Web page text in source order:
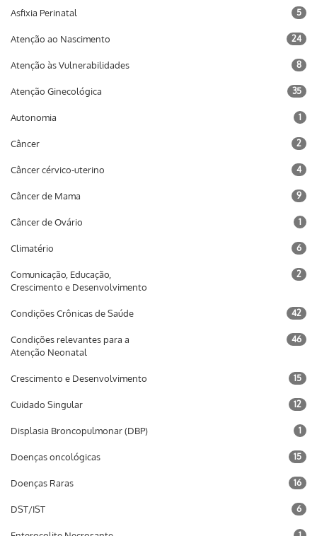
Asfixia Perinatal 5
Atenção ao Nascimento 24
Atenção às Vulnerabilidades 8
Atenção Ginecológica 35
Autonomia 1
Câncer 2
Câncer cérvico-uterino 4
Câncer de Mama 9
Câncer de Ovário 1
Climatério 6
Comunicação, Educação,
Crescimento e Desenvolvimento
2
Condições Crônicas de Saúde 42
Condições relevantes para a
Atenção Neonatal
46
Crescimento e Desenvolvimento 15
Cuidado Singular 12
Displasia Broncopulmonar (DBP) 1
Doenças oncológicas 15
Doenças Raras 16
DST/IST 6